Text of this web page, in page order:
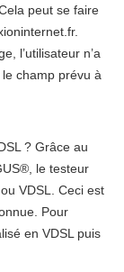
peut se faire
l’utilisateur n’a
le champ prévu à
? Grâce au
le testeur
VDSL. Ceci est
Pour
en VDSL puis